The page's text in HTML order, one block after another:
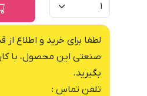
لطفا برای خرید و اطلاع
صنعتی این محصول، با
بگیرید.
تلفن تماس :